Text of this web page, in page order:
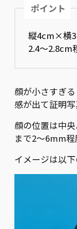
ポイント
縦4cm×横
2.4〜2.8cm
顔が小さすぎ
感が出て証明写
顔の位置は中
まで2〜6mm程
イメージは以下